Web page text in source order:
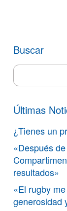
Buscar
Search
for:
Últimas
¿Tienes un
«Después
resultados»
«El rugby
generosidad